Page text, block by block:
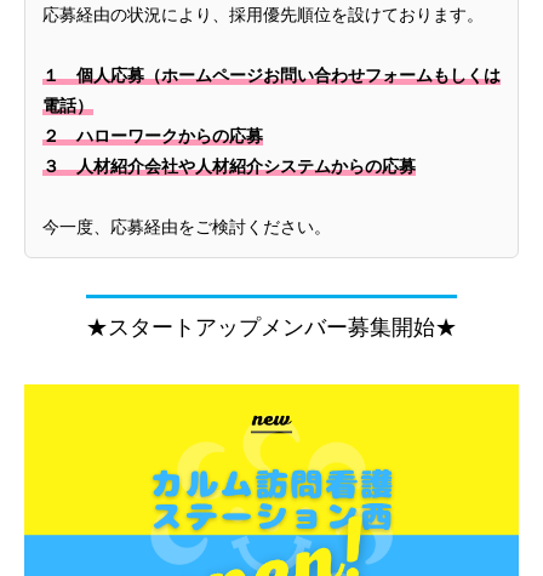
応募経由の状況により、採用優先順位を設けております。
１ 個人応募（ホームページお問い合わせフォームもしくは
電話）
２ ハローワークからの応募
３ 人材紹介会社や人材紹介システムからの応募
今一度、応募経由をご検討ください。
★スタートアップメンバー募集開始★